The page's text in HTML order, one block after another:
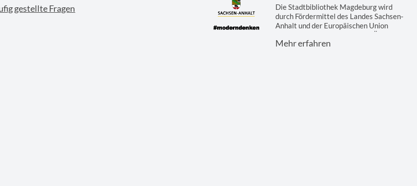
gestellte Fragen
Die Stadtbibliothek Magdeburg wird
durch Fördermittel des Landes Sachsen-
Anhalt und der Europäischen Union
gefördert. Hier finden Sie eine Übersicht
der ...
Mehr erfahren